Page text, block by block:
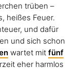
trüben –
heißes Feuer.
und dafür
und sich schon
wartet mit fünf
eher harmlos